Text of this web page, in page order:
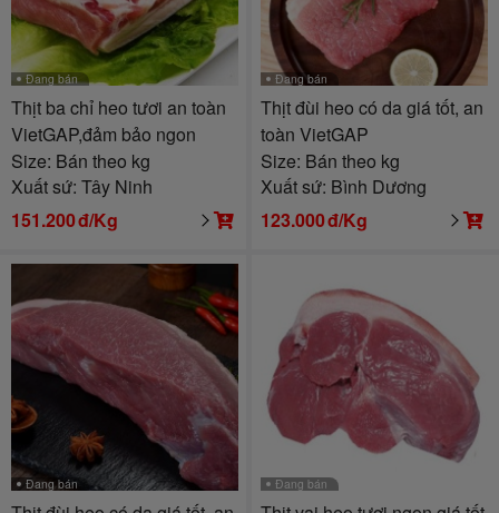
Đang bán
Thịt ba chỉ heo tươi an toàn
VietGAP,đảm bảo ngon
Size: Bán theo kg
Xuất sứ: Tây Ninh
151.200đ/Kg
Đang bán
Thịt đùi heo có da giá tốt, an
toàn VietGAP
Size: Bán theo kg
Xuất sứ: Bình Dương
123.000đ/Kg
Đang bán Đang bán